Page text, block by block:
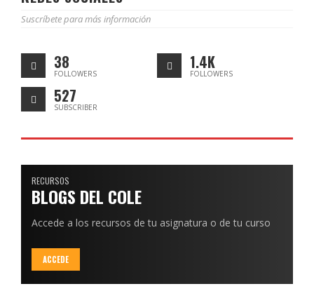
Suscríbete para más información
38
FOLLOWERS
1.4K
FOLLOWERS
527
SUBSCRIBER
RECURSOS
BLOGS DEL COLE
Accede a los recursos de tu asignatura o de tu curso
ACCEDE